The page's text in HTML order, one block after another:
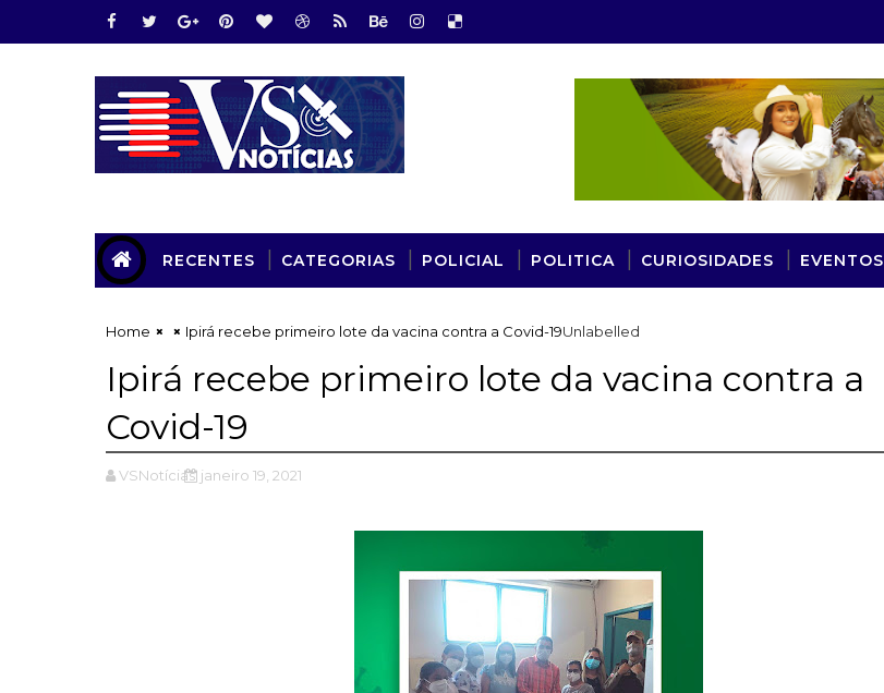
RECENTES CATEGORIAS POLICIAL POLITICA CURIOSIDADES EVENTOS
Home Unlabelled
Ipirá recebe primeiro lote da vacina contra a Covid-19
Ipirá recebe primeiro lote da vacina contra a
Covid-19
VSNotícias janeiro 19, 2021